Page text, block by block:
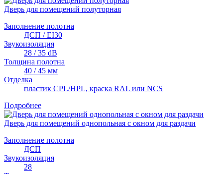
Дверь для помещений полуторная
Заполнение полотна
ДСП / EI30
Звукоизоляция
28 / 35 dB
Толщина полотна
40 / 45 мм
Отделка
пластик CPL/HPL, краска RAL или NCS
Подробнее
Дверь для помещений однопольная с окном для раздачи
Заполнение полотна
ДСП
Звукоизоляция
28